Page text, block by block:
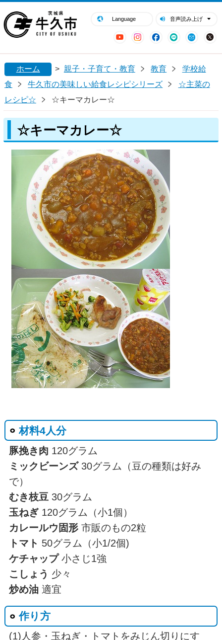
Language 音声読み上げ
YouTubeInstagram
Facebook
LINE Mail
閉じる
ホーム > 親子・子育て・教育 教育
学校給
食
牛久市の美味しい給食レシピシリーズ
☆主菜の
レシピ☆
☆キーマカレー☆
☆キーマカレー☆
材料4人分
豚挽き肉 120グラム
ミックビーンズ30グラム（豆の種類は好み
で）
むき枝豆30グラム
玉ねぎ120グラム（小1個）
カレールウ固形市販のもの2粒
トマト 50グラム（小1/2個)
ケチャップ小さじ1強
こしょう 少々
炒め油適宜
作り方
(1)人参・玉ねぎ・トマトをみじん切りにす